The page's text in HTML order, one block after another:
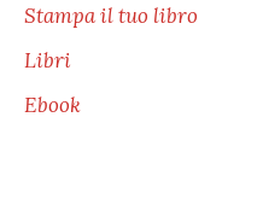
Stampa il tuo libro
Libri
Ebook